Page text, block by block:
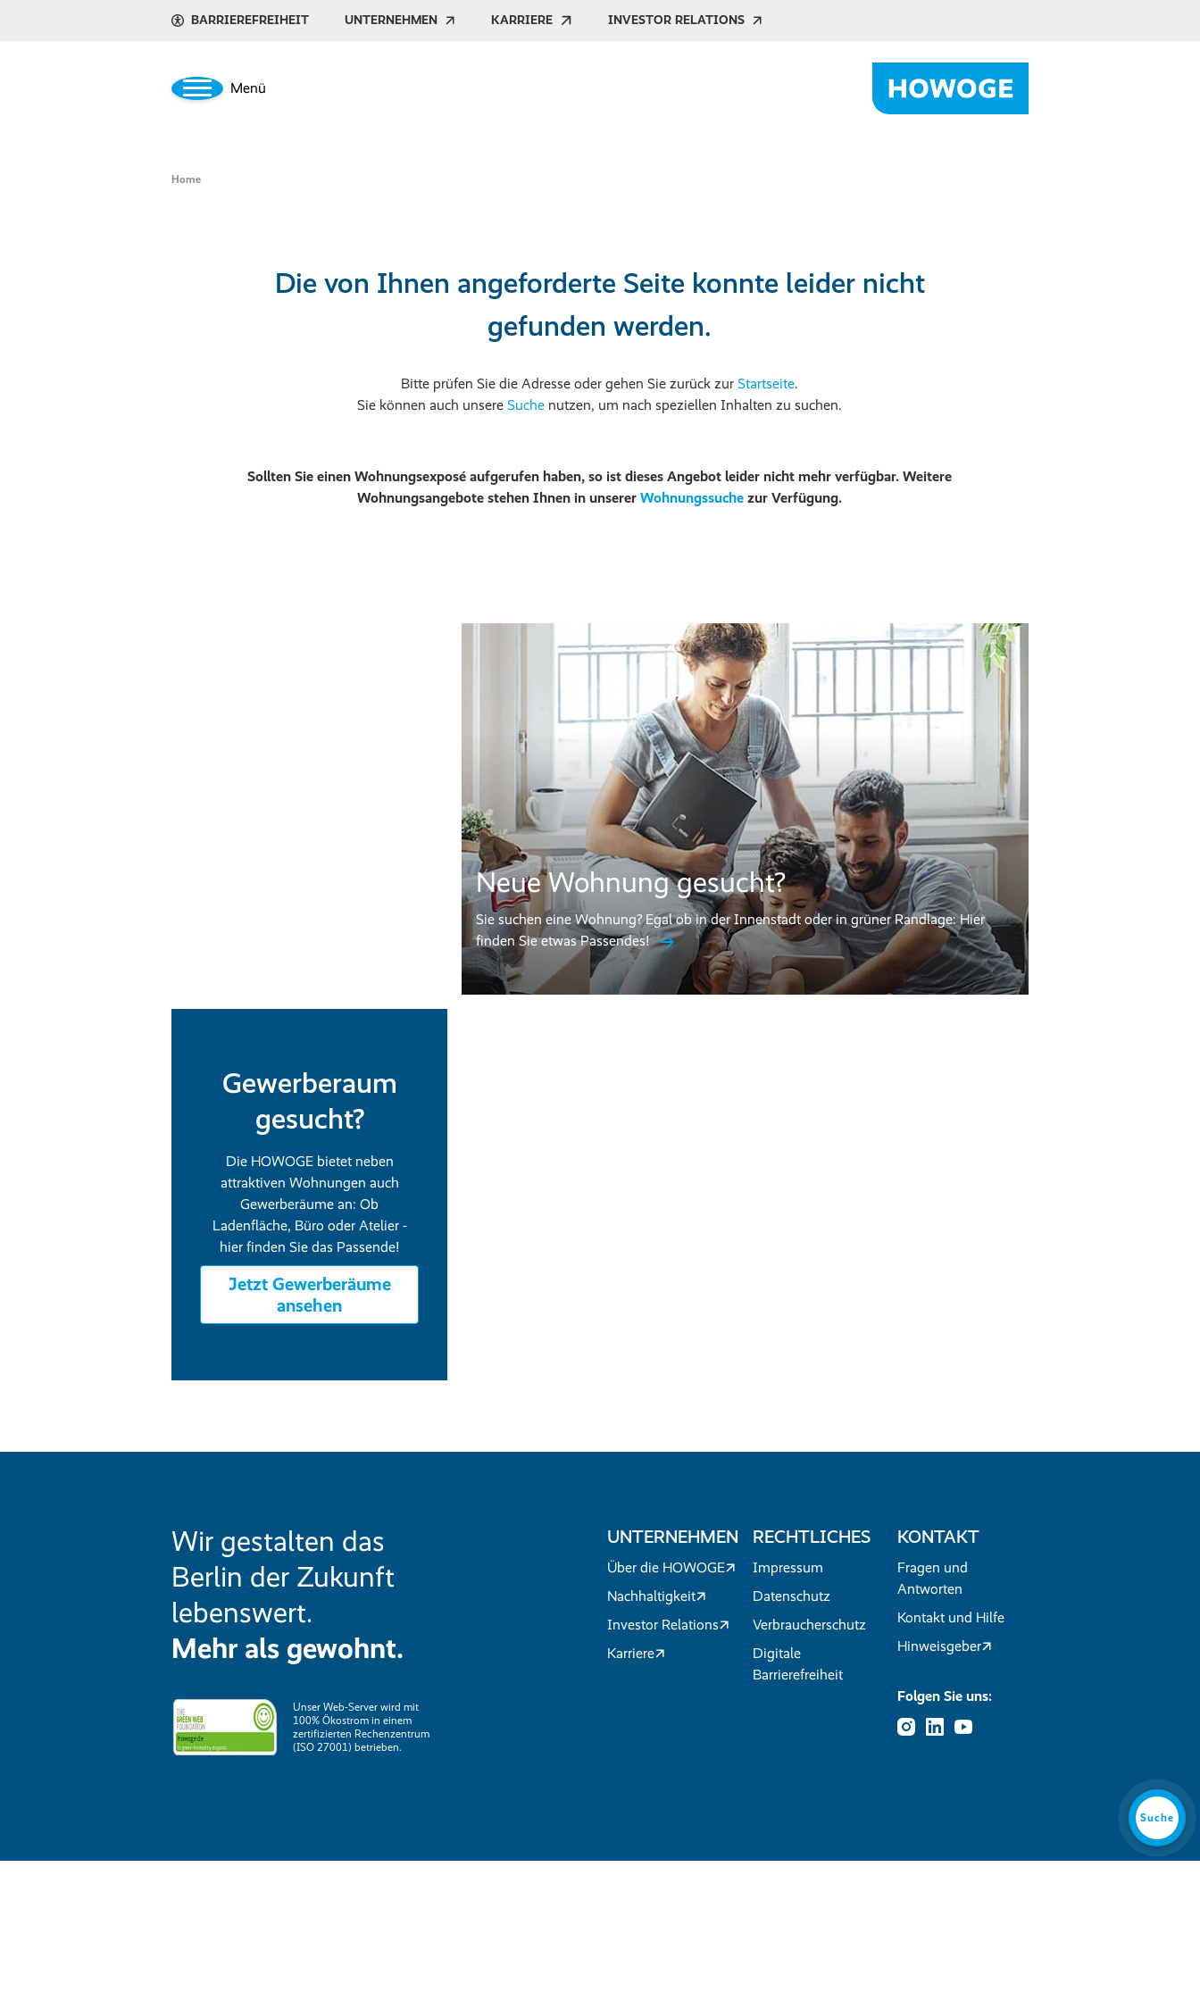
BARRIEREFREIHEIT UNTERNEHMEN KARRIERE INVESTOR RELATIONS
Menü
Home
Die von Ihnen angeforderte Seite konnte leider nicht
gefunden werden.
Bitte prüfen Sie die Adresse oder gehen Sie zurück zurStartseite.
Sie können auch unsereSuche nutzen, um nach speziellen Inhalten zu suchen.
Sollten Sie einen Wohnungsexposé aufgerufen haben, so ist dieses Angebot leider nicht mehr verfügbar. Weitere
Wohnungsangebote stehen Ihnen in unsererWohnungssuche zur Verfügung.
Neue Wohnung gesucht?
Sie suchen eine Wohnung? Egal ob in der Innenstadt oder in grüner Randlage: Hier
finden Sie etwas Passendes!
Gewerberaum
gesucht?
Die HOWOGE bietet neben
attraktiven Wohnungen auch
Gewerberäume an: Ob
Ladenfläche, Büro oder Atelier -
hier finden Sie das Passende!
Jetzt Gewerberäume
ansehen
Suche
Wir gestalten das
Berlin der Zukunft
lebenswert.
Mehr als gewohnt.
Unser Web-Server wird mit
100% Ökostrom in einem
zertifizierten Rechenzentrum
(ISO 27001) betrieben.
UNTERNEHMEN
Über die HOWOGE
Nachhaltigkeit
Investor Relations
Karriere
RECHTLICHES
Impressum
Datenschutz
Verbraucherschutz
Digitale
Barrierefreiheit
KONTAKT
Fragen und
Antworten
Kontakt und Hilfe
Hinweisgeber
Folgen Sie uns: